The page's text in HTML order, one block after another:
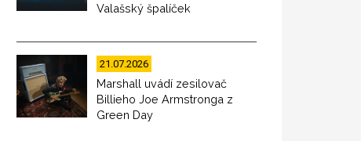
Valašský špalíček
21.07.2026
Marshall uvádí zesilovač
Billieho Joe Armstronga z
Green Day